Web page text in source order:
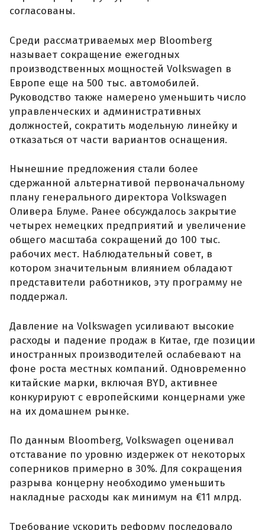
согласованы.
Среди рассматриваемых мер Bloomberg
называет сокращение ежегодных
производственных мощностей Volkswagen в
Европе еще на 500 тыс. автомобилей.
Руководство также намерено уменьшить число
управленческих и административных
должностей, сократить модельную линейку и
отказаться от части вариантов оснащения.
Нынешние предложения стали более
сдержанной альтернативой первоначальному
плану генерального директора Volkswagen
Оливера Блуме. Ранее обсуждалось закрытие
четырех немецких предприятий и увеличение
общего масштаба сокращений до 100 тыс.
рабочих мест. Наблюдательный совет, в
котором значительным влиянием обладают
представители работников, эту программу не
поддержал.
Давление на Volkswagen усиливают высокие
расходы и падение продаж в Китае, где позиции
иностранных производителей ослабевают на
фоне роста местных компаний. Одновременно
китайские марки, включая BYD, активнее
конкурируют с европейскими концернами уже
на их домашнем рынке.
По данным Bloomberg, Volkswagen оценивал
отставание по уровню издержек от некоторых
соперников примерно в 30%. Для сокращения
разрыва концерну необходимо уменьшить
накладные расходы как минимум на €11 млрд.
Требование ускорить реформу последовало